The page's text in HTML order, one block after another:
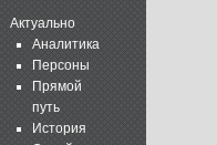
Актуально
Аналитика
Персоны
Прямой
путь
История